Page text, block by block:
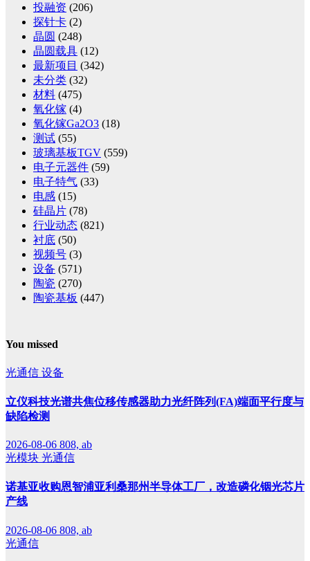
投融资 (206)
探针卡 (2)
晶圆 (248)
晶圆载具 (12)
最新项目 (342)
未分类 (32)
材料 (475)
氧化镓 (4)
氧化镓Ga2O3 (18)
测试 (55)
玻璃基板TGV (559)
电子元器件 (59)
电子特气 (33)
电感 (15)
硅晶片 (78)
行业动态 (821)
衬底 (50)
视频号 (3)
设备 (571)
陶瓷 (270)
陶瓷基板 (447)
You missed
光通信 设备
立仪科技光谱共焦位移传感器助力光纤阵列(FA)端面平行度与
缺陷检测
2026-08-06 808, ab
光模块 光通信
诺基亚收购恩智浦亚利桑那州半导体工厂，改造磷化铟光芯片
产线
2026-08-06 808, ab
光通信